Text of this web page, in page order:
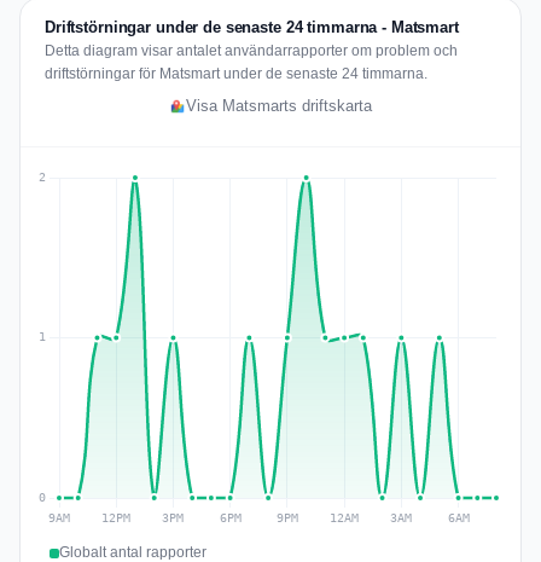
Driftstörningar under de senaste 24 timmarna - Matsmart
Detta diagram visar antalet användarrapporter om problem och
driftstörningar för Matsmart under de senaste 24 timmarna.
Visa Matsmarts driftskarta
Globalt antal rapporter